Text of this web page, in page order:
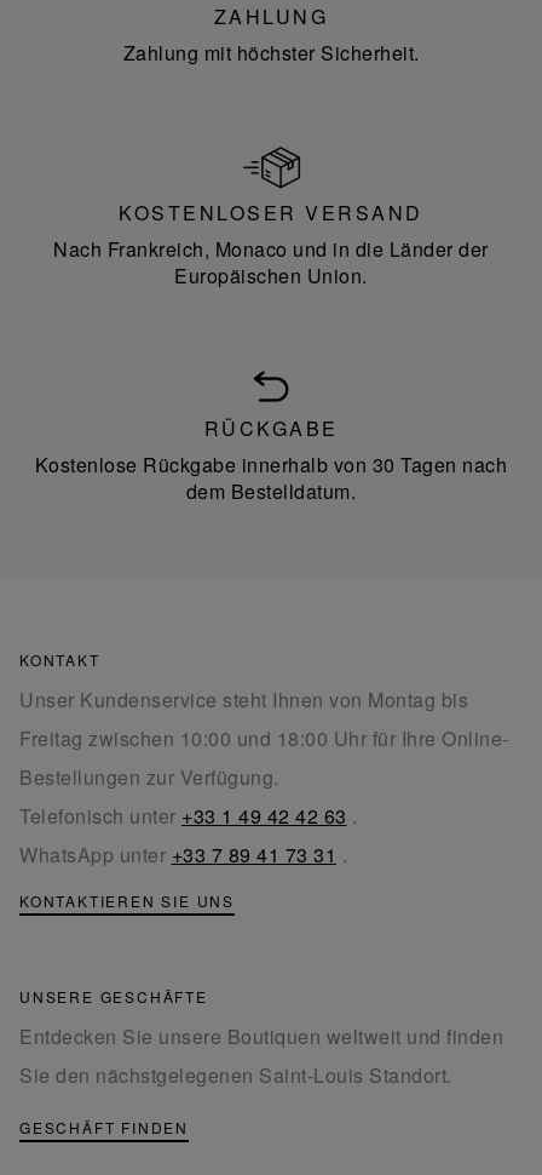
ZAHLUNG
Zahlung mit höchster Sicherheit.
KOSTENLOSER VERSAND
Nach Frankreich, Monaco und in die Länder der
Europäischen Union.
RÜCKGABE
Kostenlose Rückgabe innerhalb von 30 Tagen nach
dem Bestelldatum.
KONTAKT
Unser Kundenservice steht Ihnen von Montag bis
Freitag zwischen 10:00 und 18:00 Uhr für Ihre Online-
Bestellungen zur Verfügung.
Telefonisch unter +33 1 49 42 42 63 .
WhatsApp unter +33 7 89 41 73 31 .
KONTAKTIEREN SIE UNS
UNSERE GESCHÄFTE
Entdecken Sie unsere Boutiquen weltweit und finden
Sie den nächstgelegenen Saint-Louis Standort.
GESCHÄFT FINDEN